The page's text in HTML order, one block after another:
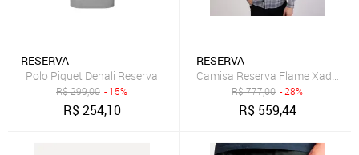
RESERVA
Polo Piquet Denali Reserva
R$299,00 - 15%
R$254,10
RESERVA
Camisa Reserva Flame Xadrez
R$777,00 - 28%
R$ 559,44